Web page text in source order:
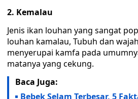
2. Kemalau
Jenis ikan louhan yang sangat
louhan kamalau, Tubuh dan
menyerupai kamfa pada
matanya yang cekung.
Baca Juga:
Bebek Selam Terbesar, 5